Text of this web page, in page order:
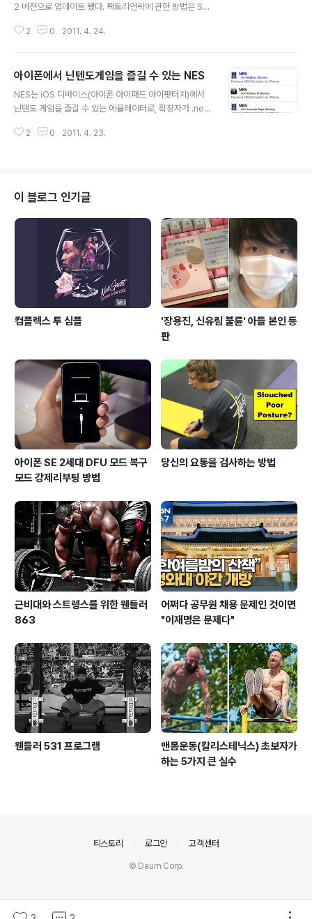
2 버전으로 업데이트 됐다. 팩토리언락에 관한 방법은 ST
블로그의 모든 글은 저작권법의 보호를 받습니다. 어떠한
단 도용, 전재 및 복제, 배포를 금합니다. 이를 어길 시 민,
형사상 책임을 질 수 있습니다.▲ 비영리 SNS(트위터, 페
이스북 등), 온라인 커뮤니티, 카페 게시판에서는 자유롭게
(@ph_TB) 하시면 실시간으로 트위터를 통해서 제공 받을
2 0 2011. 4. 24.
아이폰에서 닌텐도게임을 즐길 수 있는 NES
NES는 iOS 디바이스(아이폰 아이패드 아이팟터치)에서
닌텐도 게임을 즐길 수 있는 에뮬레이터로, 확장자가 .nes
보이 타이틀이 대부분 여기에 해당되며, ROM파일은 따로
등을 이용하여 경로 \var\mobile\Media\ROMs\NES 에
ROM파일을 넣으면 구동할 수 있다. ▲ T.B의 SNS 이야
기 블로그의 모든 글은 저작권법의 보호를 받습니다. 어떠
한 상업적인 이용도 허가하지 않으며, 이용(불펌)허락을 하
지 않습니다.▲ 사전협의 없이 본 콘텐츠(기..
2 0 2011. 4. 23.
이 블로그 인기글
컴플렉스 투 심플
'장용진, 신유림 불륜' 아들 본인 등
판
아이폰 SE 2세대 DFU 모드 복구
모드 강제리부팅 방법
당신의 요통을 검사하는 방법
근비대와 스트렝스를 위한 웬들러
863
어쩌다 공무원 채용 문제인 것이면
"이재명은 문제다"
웬들러 531 프로그램
맨몸운동(칼리스테닉스) 초보자가
하는 5가지 큰 실수
티스토리 로그인 고객센터
© Daum Corp.